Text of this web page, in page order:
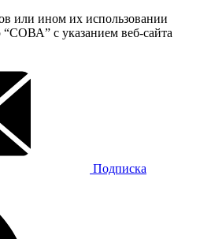
или ином их использовании
“СОВА” с указанием веб-сайта
Подписка